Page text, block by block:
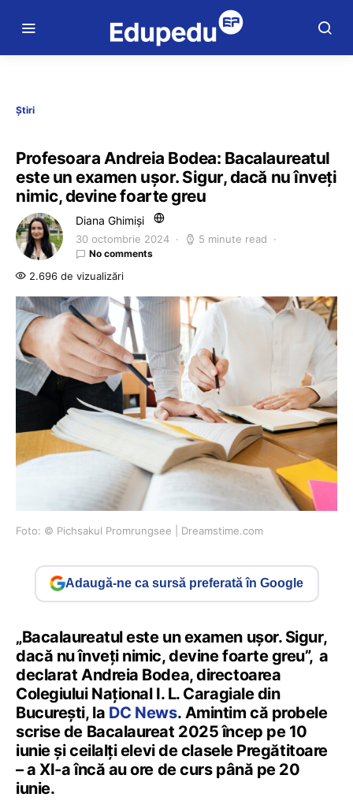
Știri
Profesoara Andreia Bodea: Bacalaureatul
este un examen ușor. Sigur, dacă nu înveți
nimic, devine foarte greu
Diana Ghimiși
30 octombrie 2024 5 minute read
No comments
2.696 de vizualizări
Foto: © Pichsakul Promrungsee | Dreamstime.com
Adaugă-ne ca sursă preferată în Google
„Bacalaureatul este un examen ușor. Sigur,
dacă nu înveți nimic, devine foarte greu”, a
declarat Andreia Bodea, directoarea
Colegiului Național I. L. Caragiale din
București, la DC News. Amintim că probele
scrise de Bacalaureat 2025 încep pe 10
iunie și ceilalți elevi de clasele Pregătitoare
– a XI-a încă au ore de curs până pe 20
iunie.